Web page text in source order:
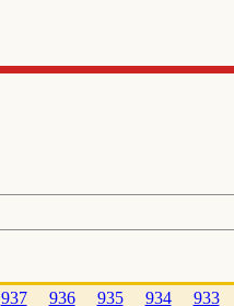
937 936 935 934 933